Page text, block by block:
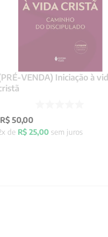
VENDA) Iniciação à
R$ 50,00
x de R$ 25,00sem juros